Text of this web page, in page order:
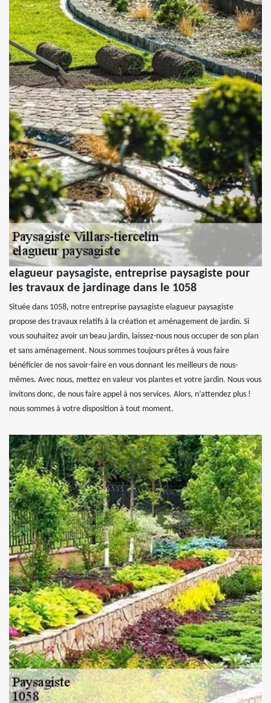
elagueur paysagiste, entreprise paysagiste pour
les travaux de jardinage dans le 1058
Située dans 1058, notre entreprise paysagiste elagueur paysagiste
propose des travaux relatifs à la création et aménagement de jardin. Si
vous souhaitez avoir un beau jardin, laissez-nous nous occuper de son plan
et sans aménagement. Nous sommes toujours prêtes à vous faire
bénéficier de nos savoir-faire en vous donnant les meilleurs de nous-
mêmes. Avec nous, mettez en valeur vos plantes et votre jardin. Nous vous
invitons donc, de nous faire appel à nos services. Alors, n’attendez plus !
nous sommes à votre disposition à tout moment.